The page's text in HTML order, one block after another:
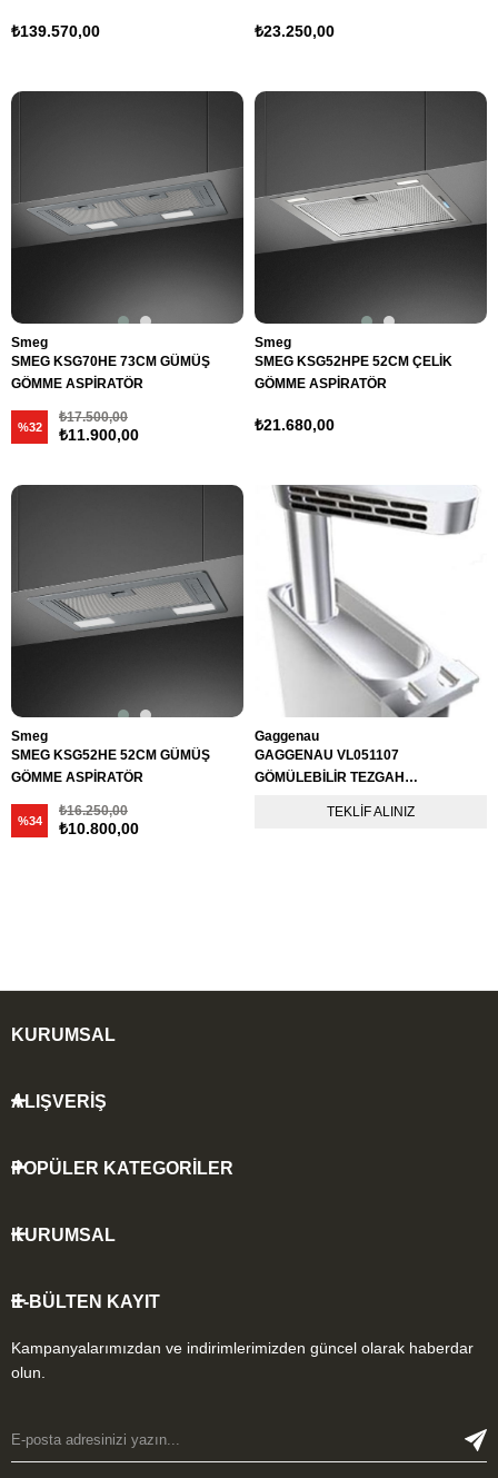
₺139.570,00 ₺23.250,00
Smeg
SMEG KSG70HE 73CM GÜMÜŞ
GÖMME ASPİRATÖR
₺11.900,00
₺17.500,00
%32
Smeg
SMEG KSG52HPE 52CM ÇELİK
GÖMME ASPİRATÖR
₺21.680,00
Smeg
SMEG KSG52HE 52CM GÜMÜŞ
GÖMME ASPİRATÖR
₺10.800,00
₺16.250,00
%34
TEKLIF ALINIZ
Gaggenau
GAGGENAU VL051107
GÖMÜLEBİLİR TEZGAH
KURUMSAL
ALIŞVERİŞ
POPÜLER KATEGORİLER
KURUMSAL
E-BÜLTEN KAYIT
Kampanyalarımızdan ve indirimlerimizden güncel olarak haberdar
olun.